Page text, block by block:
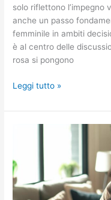
solo riflettono l’impegno
anche un passo
femminile in ambiti
è al centro delle
rosa si pongono
Quote
La
Chiave
Parità
di
Genere
Leggi tutto »